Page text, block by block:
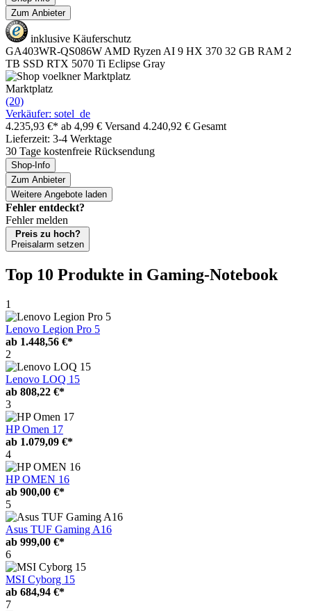
Zum Anbieter
inklusive Käuferschutz
GA403WR-QS086W AMD Ryzen AI 9 HX 370 32 GB RAM 2
TB SSD RTX 5070 Ti Eclipse Gray
Marktplatz
(20)
Verkäufer: sotel_de
4.235,93 €* ab 4,99 € Versand 4.240,92 € Gesamt
Lieferzeit: 3-4 Werktage
30 Tage kostenfreie Rücksendung
Shop-Info
Zum Anbieter
Weitere Angebote laden
Fehler entdeckt?
Fehler melden
Preis zu hoch?
Preisalarm setzen
Top 10 Produkte in Gaming-Notebook
1
Lenovo Legion Pro 5
ab 1.448,56 €*
2
Lenovo LOQ 15
ab 808,22 €*
3
HP Omen 17
ab 1.079,09 €*
4
HP OMEN 16
ab 900,00 €*
5
Asus TUF Gaming A16
ab 999,00 €*
6
MSI Cyborg 15
ab 684,94 €*
7